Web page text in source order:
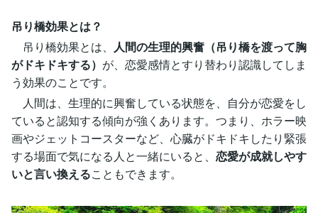
吊り橋効果とは？
吊り橋効果とは、 人間の生理的興奮（吊り橋を渡って胸
がドキドキする） が、恋愛感情とすり替わり認識してしま
う効果のことです。
人間は、生理的に興奮している状態を、自分が恋愛をし
ていると認知する傾向が強くあります。つまり、ホラー映
画やジェットコースターなど、心臓がドキドキしたり緊張
する場面で気になる人と一緒にいると、 恋愛が成就しやす
いと言い換えることもできます。